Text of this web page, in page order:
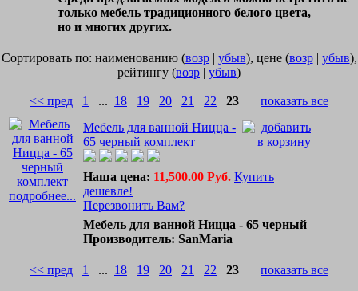
только мебель традиционного белого цвета,
но и многих других.
Сортировать по: наименованию (возр| убыв), цене (возр| убыв),
рейтингу (возр | убыв)
<< пред 1 ... 18 19 20 21 22 23 | показать все
подробнее...
Мебель для ванной Ницца -
65 черный комплект
Наша цена: 11,500.00 Руб. Купить
дешевле!
Перезвонить Вам?
Мебель для ванной Ницца - 65 черный
Производитель: SanMaria
<< пред 1 ... 18 19 20 21 22 23 | показать все